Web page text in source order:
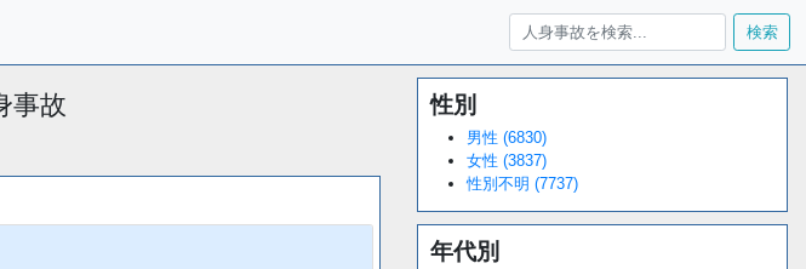
検索
事故
Unmute
34.94%
性別
男性 (6830)
女性 (3837)
性別不明 (7737)
年代別